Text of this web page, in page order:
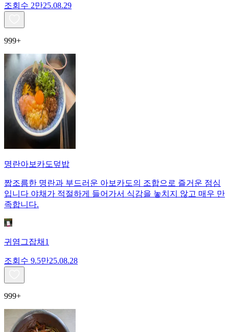
조회수 2만25.08.29
999+
명란아보카도덮밥
짭조름한 명란과 부드러운 아보카도의 조합으로 즐거운 점심
입니다 야채가 적절하게 들어가서 식감을 놓치지 않고 매우 만
족합니다.
귀염그잡채1
조회수 9.5만25.08.28
999+